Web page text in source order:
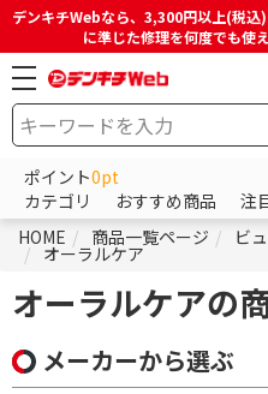
デンキチWebなら、3,300円以上(税
に準じた修理を何度でも使
ポイント0pt
カテゴリ
おすすめ商品 注
HOME
商品一覧ページ ビ
オーラルケア
オーラルケアの
メーカーから選ぶ